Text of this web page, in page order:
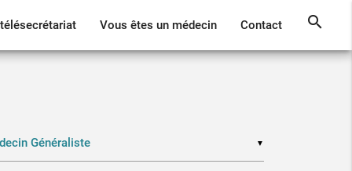
Vous êtes un médecin Contact search
▼